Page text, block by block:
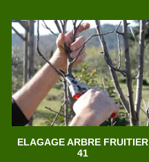
ELAGAGE ARBRE FRUITIER
41